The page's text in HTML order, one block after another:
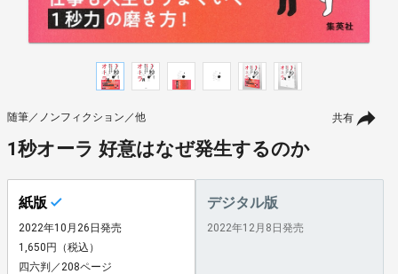
共有
随筆／ノンフィクション／他
1秒オーラ 好意はなぜ発生するのか
紙版
2022年10月26日発売
1,650円（税込）
四六判／208ページ
デジタル版
2022年12月8日発売